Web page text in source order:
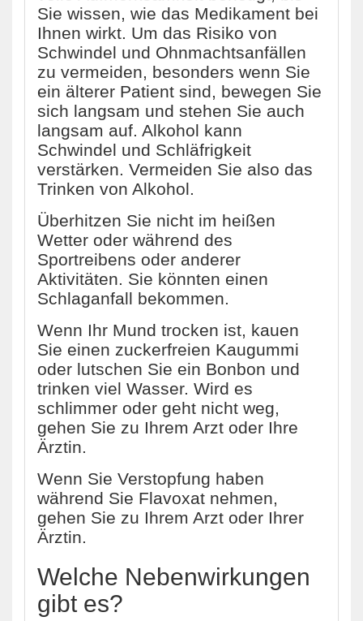
Sie wissen, wie das Medikament bei
Ihnen wirkt. Um das Risiko von
Schwindel und Ohnmachtsanfällen
zu vermeiden, besonders wenn Sie
ein älterer Patient sind, bewegen Sie
sich langsam und stehen Sie auch
langsam auf. Alkohol kann
Schwindel und Schläfrigkeit
verstärken. Vermeiden Sie also das
Trinken von Alkohol.
Überhitzen Sie nicht im heißen
Wetter oder während des
Sportreibens oder anderer
Aktivitäten. Sie könnten einen
Schlaganfall bekommen.
Wenn Ihr Mund trocken ist, kauen
Sie einen zuckerfreien Kaugummi
oder lutschen Sie ein Bonbon und
trinken viel Wasser. Wird es
schlimmer oder geht nicht weg,
gehen Sie zu Ihrem Arzt oder Ihre
Ärztin.
Wenn Sie Verstopfung haben
während Sie Flavoxat nehmen,
gehen Sie zu Ihrem Arzt oder Ihrer
Ärztin.
Welche Nebenwirkungen
gibt es?